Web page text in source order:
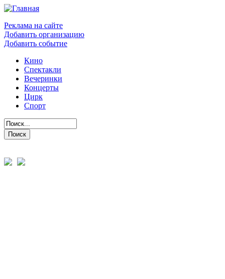
Реклама на сайте
Добавить организацию
Добавить событие
Кино
Спектакли
Вечеринки
Концерты
Цирк
Спорт